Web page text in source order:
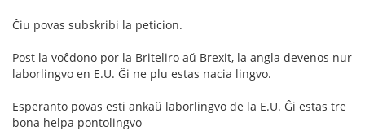
Ĉiu povas subskribi la peticion.
Post la voĉdono por la Briteliro aŭ Brexit, la angla devenos nur
laborlingvo en E.U. Ĝi ne plu estas nacia lingvo.
Esperanto povas esti ankaŭ laborlingvo de la E.U. Ĝi estas tre
bona helpa pontolingvo